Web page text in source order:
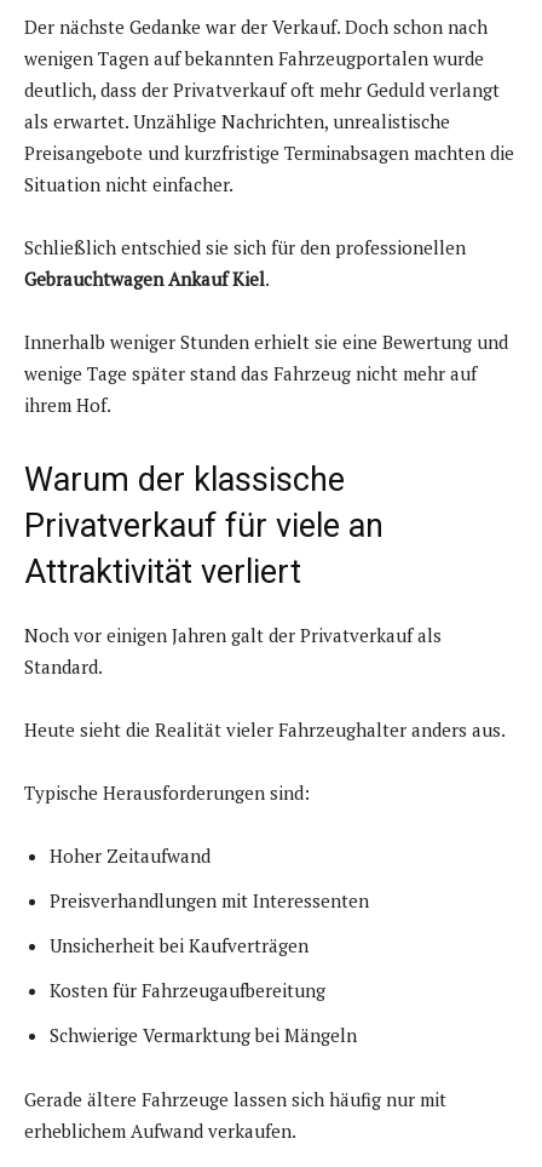
Der nächste Gedanke war der Verkauf. Doch schon nach
wenigen Tagen auf bekannten Fahrzeugportalen wurde
deutlich, dass der Privatverkauf oft mehr Geduld verlangt
als erwartet. Unzählige Nachrichten, unrealistische
Preisangebote und kurzfristige Terminabsagen machten die
Situation nicht einfacher.
Schließlich entschied sie sich für den professionellen
Gebrauchtwagen Ankauf Kiel.
Innerhalb weniger Stunden erhielt sie eine Bewertung und
wenige Tage später stand das Fahrzeug nicht mehr auf
ihrem Hof.
Warum der klassische
Privatverkauf für viele an
Attraktivität verliert
Noch vor einigen Jahren galt der Privatverkauf als
Standard.
Heute sieht die Realität vieler Fahrzeughalter anders aus.
Typische Herausforderungen sind:
Hoher Zeitaufwand
Preisverhandlungen mit Interessenten
Unsicherheit bei Kaufverträgen
Kosten für Fahrzeugaufbereitung
Schwierige Vermarktung bei Mängeln
Gerade ältere Fahrzeuge lassen sich häufig nur mit
erheblichem Aufwand verkaufen.